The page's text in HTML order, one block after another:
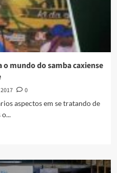
o mundo do samba caxiense
0
aspectos em se tratando de